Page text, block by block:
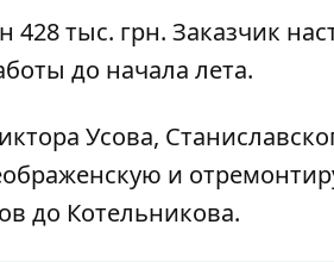
428 тыс. грн. Заказчик
до начала лета.
Усова,
и
до Котельникова.